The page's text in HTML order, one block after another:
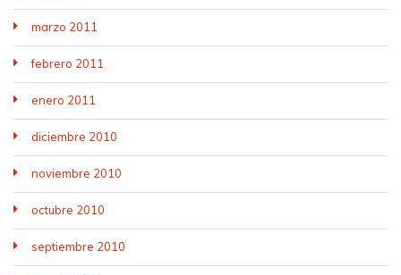
marzo 2011
febrero 2011
enero 2011
diciembre 2010
noviembre 2010
octubre 2010
septiembre 2010